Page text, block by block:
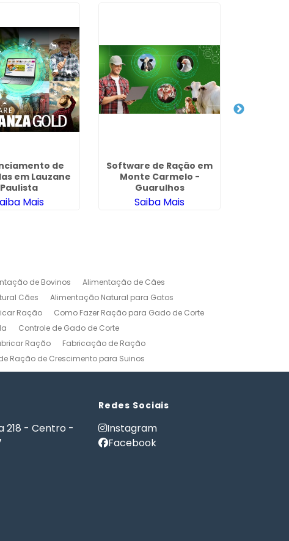
de
em Lauzane
Paulista
Mais
Software de Ração em
Monte Carmelo -
Guarulhos
Saiba Mais
de Bovinos
Alimentação de Cães
Cães
Alimentação Natural para Gatos
Ração
Como Fazer Ração para Gado de Corte
Controle de Gado de Corte
Ração
Fabricação de Ração
Ração de Crescimento para Suinos
Bezerros
Formulação de Ração para Bovinos
Formulação de Ração para Suínos
e Gatos
Nutrição PET
Software Administração Rural
218 - Centro -
Redes Sociais
Instagram
Facebook